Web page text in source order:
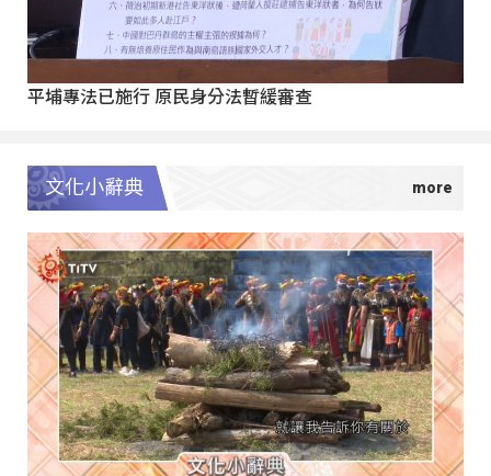
平埔專法已施行 原民身分法暫緩審查
文化小辭典